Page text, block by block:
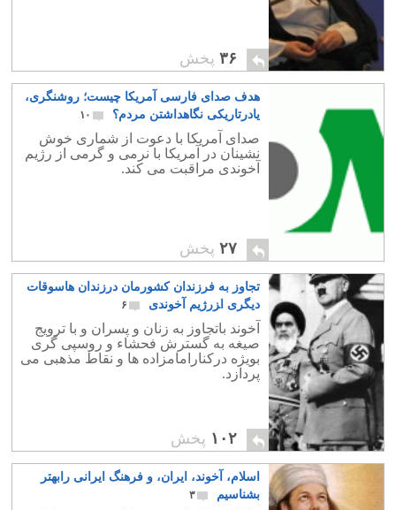
۳۶ پخش
هدف صدای فارسی آمریکا چیست؛ روشنگری،
یادرتاریکی نگاهداشتن مردم؟
۱۰
صدای آمریکا با دعوت از شماری خوش
نشینان در آمریکا با نرمی و گرمی از رژیم
آخوندی مراقبت می کند.
۲۷ پخش
تجاوز به فرزندان کشورمان درزندان هاسوقات
دیگری ا‍زرژیم آخوندی
۶
آخوند باتجاوز به زنان و پسران و با ترویج
صیغه به گسترش فحشاء و روسپی گری
بویژه درکنارامامزاده ها و نقاط مذهبی می
پردازد.
۱۰۲ پخش
اسلام، آخوند، ایران، و فرهنگ ایرانی رابهتر
بشناسیم
۳